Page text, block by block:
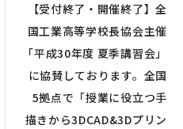
【受付終了・開催終了】全
国工業高等学校長協会主催
「平成30年度 夏季講習会」
に協賛しております。全国
5拠点で「授業に役立つ手
描きから3DCAD&3Dプリン